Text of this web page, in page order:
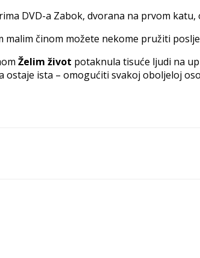
DVD-a Zabok, dvorana na prvom katu,
malim činom možete nekome pružiti
Želim život potaknula tisuće ljudi na
ostaje ista – omogućiti svakoj oboljeloj